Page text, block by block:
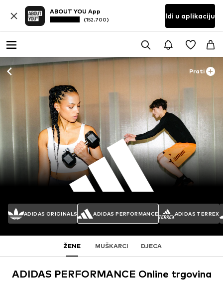
ABOUT YOU App
(152.700) Idi u aplikaciju
Prati
ADIDAS ORIGINALS ADIDAS PERFORMANCE ADIDAS TERREX
ŽENE MUŠKARCI DJECA
ADIDAS PERFORMANCE Online trgovina